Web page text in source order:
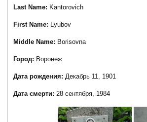
Last Name: Kantorovich
First Name: Lyubov
Middle Name: Borisovna
Город: Воронеж
Дата рождения:Декабрь 11, 1901
Дата смерти:28 сентября, 1984